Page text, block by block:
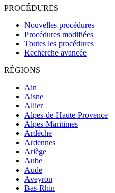
PROCÉDURES
Nouvelles procédures
Procédures modifiées
Toutes les procédures
Recherche avancée
RÉGIONS
Ain
Aisne
Allier
Alpes-de-Haute-Provence
Alpes-Maritimes
Ardèche
Ardennes
Ariège
Aube
Aude
Aveyron
Bas-Rhin